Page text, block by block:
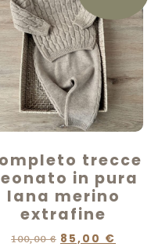
trecce
in pura
lana merino
extrafine
100,00€ 85,00 €